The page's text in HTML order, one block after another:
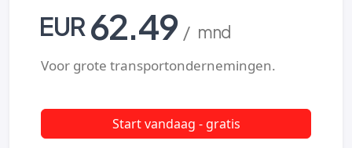
EUR 62.49 / mnd
Voor grote transportondernemingen.
Start vandaag - gratis